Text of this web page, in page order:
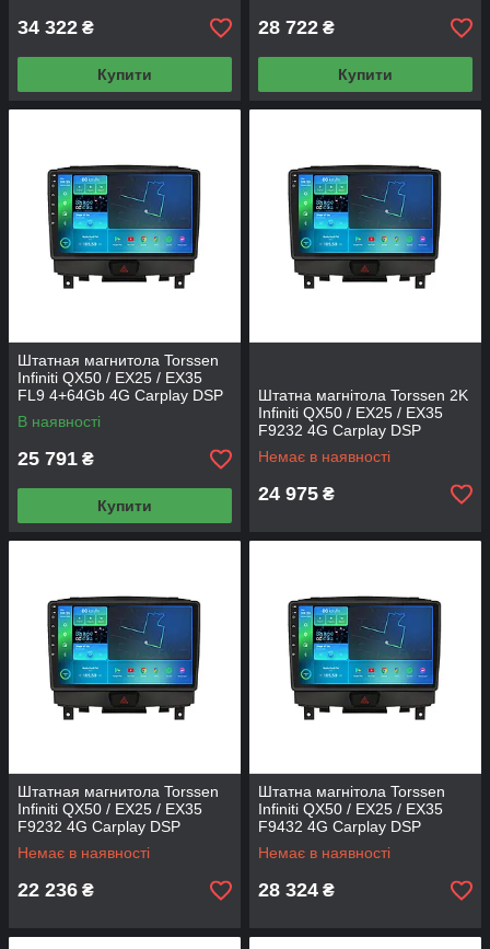
34 322 ₴
Купити
28 722 ₴
Купити
Штатная магнитола Torssen
Infiniti QX50 / EX25 / EX35
FL9 4+64Gb 4G Carplay DSP
В наявності
25 791 ₴
Купити
Штатна магнітола Torssen 2K
Infiniti QX50 / EX25 / EX35
F9232 4G Carplay DSP
Немає в наявності
24 975 ₴
Штатная магнитола Torssen
Infiniti QX50 / EX25 / EX35
F9232 4G Carplay DSP
Немає в наявності
22 236 ₴
Штатна магнітола Torssen
Infiniti QX50 / EX25 / EX35
F9432 4G Carplay DSP
Немає в наявності
28 324 ₴